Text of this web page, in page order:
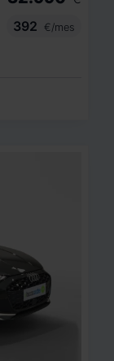
392
€/mes